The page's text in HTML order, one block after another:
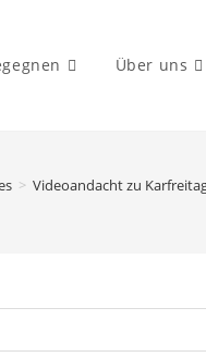
Über uns
> Videoandacht zu